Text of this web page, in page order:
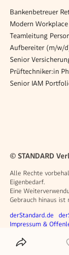
Modern
Aufbereiter (m/w/
Senior
Prüftechniker:in
Senior IAM
Das Inserat
© STANDARD
Alle Rechte
Eigenbedarf.
Eine
Gebrauch hinaus
Weitere
derStandard.de
Rechtliches
Impressum &